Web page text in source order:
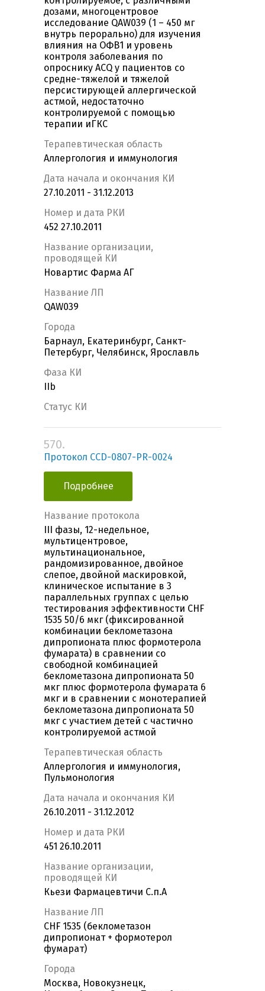
дозами, многоцентровое
исследование QAW039 (1 – 450 мг
внутрь перорально) для изучения
влияния на ОФВ1 и уровень
контроля заболевания по
опроснику ACQ у пациентов со
средне-тяжелой и тяжелой
персистирующей аллергической
астмой, недостаточно
контролируемой с помощью
терапии иГКС
Терапевтическая область
Аллергология и иммунология
Дата начала и окончания КИ
27.10.2011 - 31.12.2013
Номер и дата РКИ
452 27.10.2011
Название организации,
проводящей КИ
Новартис Фарма АГ
Название ЛП
QAW039
Города
Барнаул, Екатеринбург, Санкт-
Петербург, Челябинск, Ярославль
Фаза КИ
IIb
Статус КИ
570.
Протокол CCD-0807-PR-0024
Подробнее
Название протокола
III фазы, 12-недельное,
мультицентровое,
мультинациональное,
рандомизированное, двойное
слепое, двойной маскировкой,
клиническое испытание в 3
параллельных группах с целью
тестирования эффективности CHF
1535 50/6 мкг (фиксированной
комбинации беклометазона
дипропионата плюс формотерола
фумарата) в сравнении со
свободной комбинацией
беклометазона дипропионата 50
мкг плюс формотерола фумарата 6
мкг и в сравнении с монотерапией
беклометазона дипропионата 50
мкг с участием детей с частично
контролируемой астмой
Терапевтическая область
Аллергология и иммунология,
Пульмонология
Дата начала и окончания КИ
26.10.2011 - 31.12.2012
Номер и дата РКИ
451 26.10.2011
Название организации,
проводящей КИ
Кьези Фармацевтичи С.п.А
Название ЛП
CHF 1535 (беклометазон
дипропионат + формотерол
фумарат)
Города
Москва, Новокузнецк,